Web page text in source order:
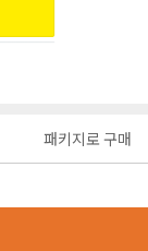
패키지로 구매